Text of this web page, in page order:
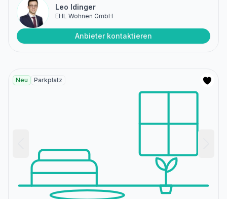
Leo Idinger
EHL Wohnen GmbH
Anbieter kontaktieren
Neu Parkplatz